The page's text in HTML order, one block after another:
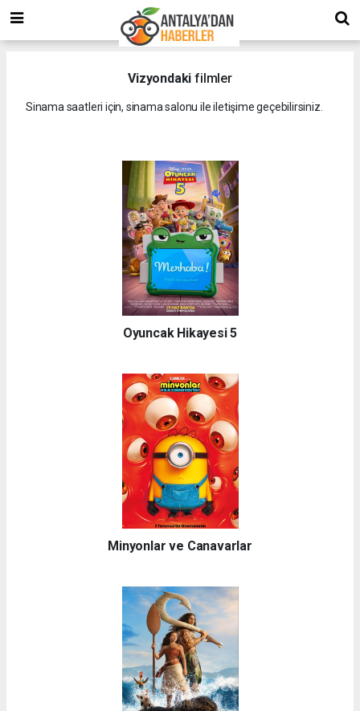
Vizyondaki filmler
Sinama saatleri için, sinama salonu ile iletişime geçebilirsiniz.
Oyuncak Hikayesi 5
Minyonlar ve Canavarlar